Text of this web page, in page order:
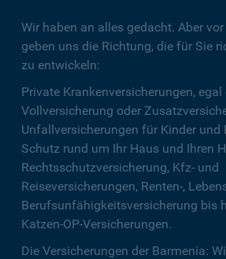
Wir haben an alles gedacht. Aber
geben uns die Richtung, die für Sie
zu entwickeln:
Private Krankenversicherungen,
Vollversicherung oder
Unfallversicherungen für Kinder und
Schutz rund um Ihr Haus und Ihren
Rechtsschutzversicherung, Kfz- und
Reiseversicherungen, Renten-,
Berufsunfähigkeitsversicherung bis
Katzen-OP-Versicherungen.
Die Versicherungen der Barmenia: